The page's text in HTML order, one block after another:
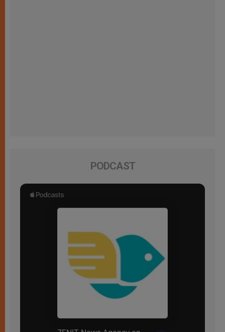
PODCAST